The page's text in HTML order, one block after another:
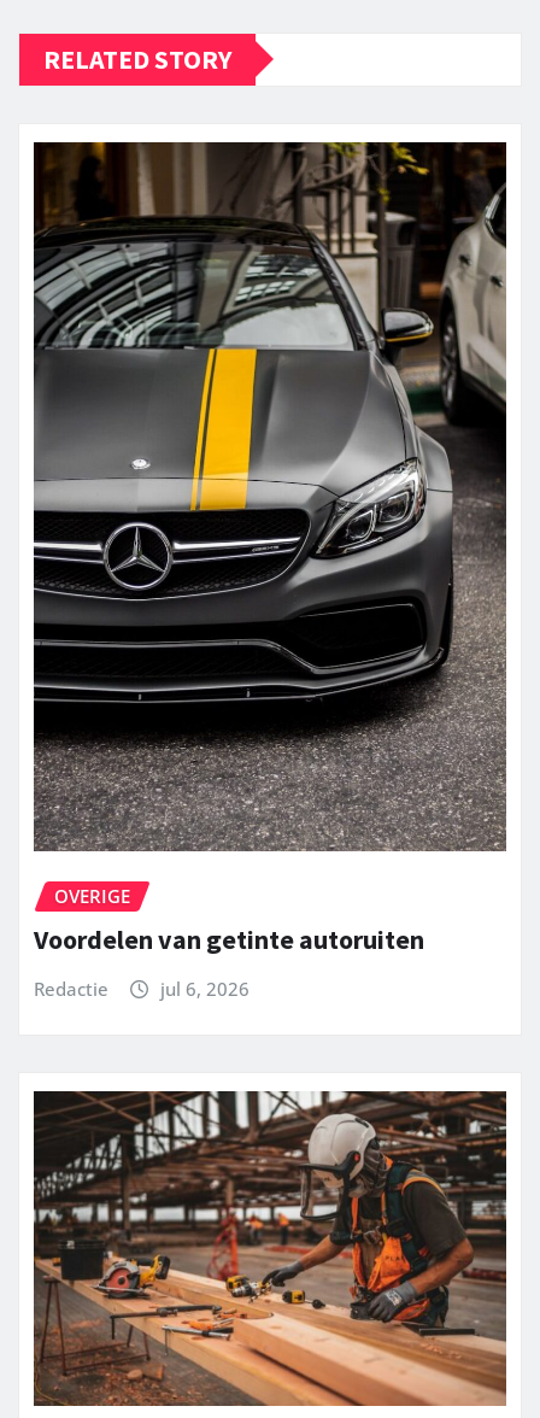
RELATED STORY
OVERIGE
Voordelen van getinte autoruiten
Redactie jul 6, 2026